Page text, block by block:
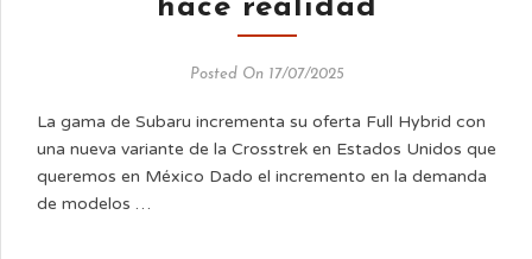
hace realidad
Posted On 17/07/2025
La gama de Subaru incrementa su oferta Full Hybrid con
una nueva variante de la Crosstrek en Estados Unidos que
queremos en México Dado el incremento en la demanda
de modelos …